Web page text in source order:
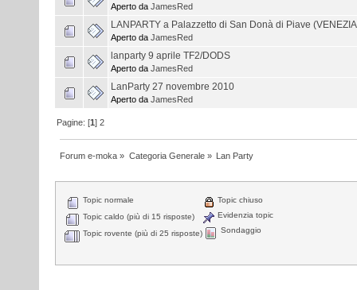
Aperto da JamesRed
LANPARTY a Palazzetto di San Donà di Piave
Aperto da JamesRed
lanparty 9 aprile TF2/DODS
Aperto da JamesRed
LanParty 27 novembre 2010
Aperto da JamesRed
Pagine: [1]2
Forum e-moka » Categoria Generale» Lan Party
Topic normale
Topic caldo (più di 15 risposte)
Topic rovente (più di 25 risposte)
Topic chiuso
Evidenzia topic
Sondaggio